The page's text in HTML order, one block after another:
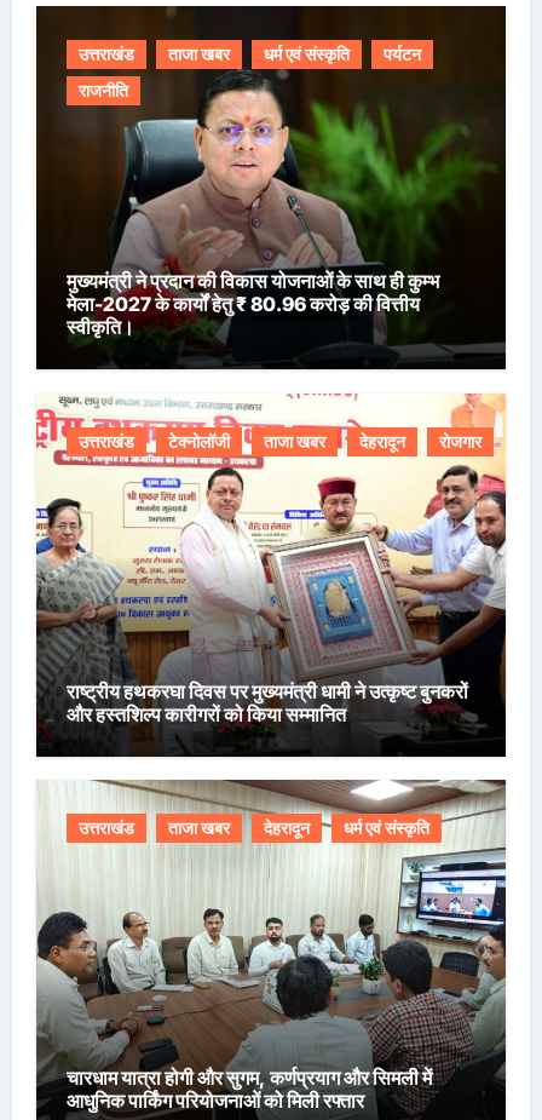
उत्तराखंड ताजा खबर धर्म एवं संस्कृति
पर्यटन
राजनीति
मुख्यमंत्री ने प्रदान की विकास योजनाओं के साथ ही कुम्भ
मेला-2027 के कार्यों हेतु ₹ 80.96 करोड़ की वित्तीय
स्वीकृति।
उत्तराखंड टेक्नोलॉजी ताजा खबर देहरादून रोजगार
राष्ट्रीय हथकरघा दिवस पर मुख्यमंत्री धामी ने उत्कृष्ट बुनकरों
और हस्तशिल्प कारीगरों को किया सम्मानित
उत्तराखंड ताजा खबर देहरादून धर्म एवं संस्कृति
चारधाम यात्रा होगी और सुगम, कर्णप्रयाग और सिमली में
आधुनिक पार्किंग परियोजनाओं को मिली रफ्तार